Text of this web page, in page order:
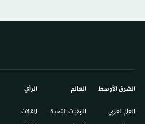
الشرق الأوسط​
العالم العربي
العالم
الولايات المتحدة
الرأي
المقالات